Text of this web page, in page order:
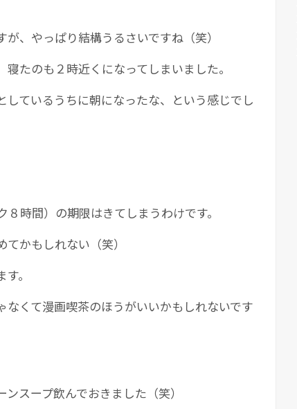
、やっぱり結構うるさいですね（笑）
たのも２時近くになってしまいました。
ているうちに朝になったな、という感じでし
時間）の期限はきてしまうわけです。
かもしれない（笑）
。
くて漫画喫茶のほうがいいかもしれないです
スープ飲んでおきました（笑）